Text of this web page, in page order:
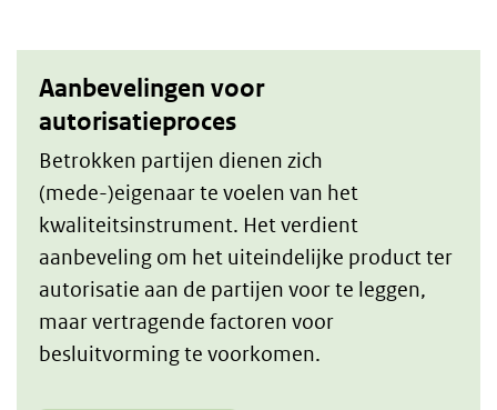
lijst
met
tools
toe
tools
Aanbevelingen voor
autorisatieproces
Betrokken partijen dienen zich
(mede-)eigenaar te voelen van het
kwaliteitsinstrument. Het verdient
aanbeveling om het uiteindelijke product ter
autorisatie aan de partijen voor te leggen,
maar vertragende factoren voor
besluitvorming te voorkomen.